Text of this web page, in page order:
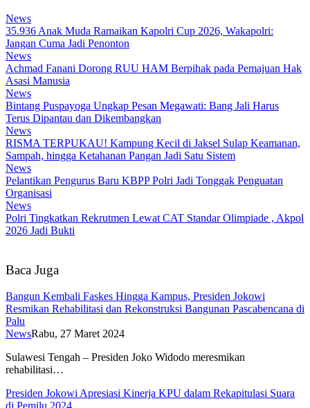
News
35.936 Anak Muda Ramaikan Kapolri Cup 2026, Wakapolri:
Jangan Cuma Jadi Penonton
News
Achmad Fanani Dorong RUU HAM Berpihak pada Pemajuan Hak
Asasi Manusia
News
Bintang Puspayoga Ungkap Pesan Megawati: Bang Jali Harus
Terus Dipantau dan Dikembangkan
News
RISMA TERPUKAU! Kampung Kecil di Jaksel Sulap Keamanan,
Sampah, hingga Ketahanan Pangan Jadi Satu Sistem
News
Pelantikan Pengurus Baru KBPP Polri Jadi Tonggak Penguatan
Organisasi
News
Polri Tingkatkan Rekrutmen Lewat CAT Standar Olimpiade , Akpol
2026 Jadi Bukti
Baca Juga
Bangun Kembali Faskes Hingga Kampus, Presiden Jokowi
Resmikan Rehabilitasi dan Rekonstruksi Bangunan Pascabencana di
Palu
NewsRabu, 27 Maret 2024
Sulawesi Tengah – Presiden Joko Widodo meresmikan
rehabilitasi…
Presiden Jokowi Apresiasi Kinerja KPU dalam Rekapitulasi Suara